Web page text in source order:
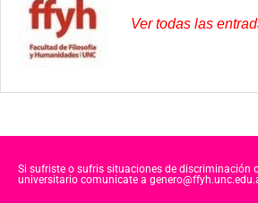
Ver todas las
Si sufriste o sufris situaciones de discriminación
universitario comunicate a